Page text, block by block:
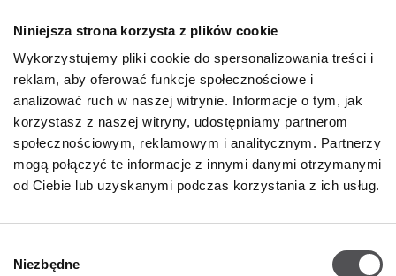
Niniejsza strona korzysta z plików cookie
Wykorzystujemy pliki cookie do spersonalizowania treści i
reklam, aby oferować funkcje społecznościowe i
analizować ruch w naszej witrynie. Informacje o tym, jak
korzystasz z naszej witryny, udostępniamy partnerom
społecznościowym, reklamowym i analitycznym. Partnerzy
mogą połączyć te informacje z innymi danymi otrzymanymi
od Ciebie lub uzyskanymi podczas korzystania z ich usług.
zgody
Niezbędne
20% DODATKOWEGO RABATU NA KOLEKCJĘ ROYAL